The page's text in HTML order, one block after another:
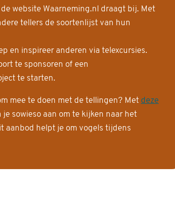
website Waarneming.nl draagt bij. Met
tellers de soortenlijst van hun
en inspireer anderen via telexcursies.
te sponsoren of een
te starten.
mee te doen met de tellingen? Met deze
sowieso aan om te kijken naar het
aanbod helpt je om vogels tijdens